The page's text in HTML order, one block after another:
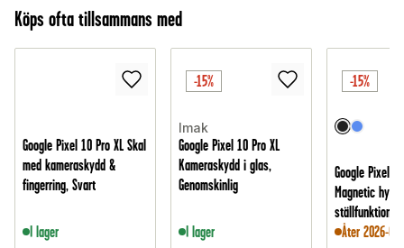
Köps ofta tillsammans med
Google Pixel 10 Pro XL Skal
med kameraskydd &
fingerring, Svart
I lager
-15%
Imak
Google Pixel 10 Pro XL
Kameraskydd i glas,
Genomskinlig
I lager
-15%
Google Pixel
Magnetic
ställfunktion,
Åter 2026-